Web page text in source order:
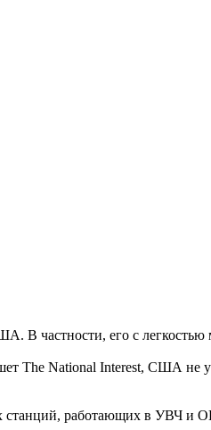
В частности, его с легкостью
The National Interest, США не
станций, работающих в УВЧ и